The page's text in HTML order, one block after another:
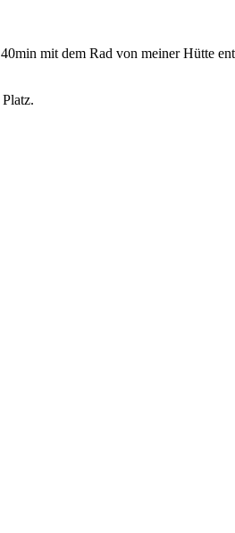
mit dem Rad von meiner Hütte